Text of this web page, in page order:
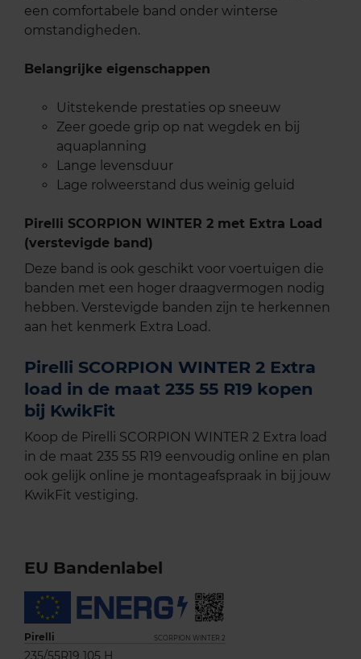
een comfortabele band onder winterse
omstandigheden.
Belangrijke eigenschappen
Uitstekende prestaties op sneeuw
Zeer goede grip op nat wegdek en bij
aquaplanning
Lange levensduur
Lage rolweerstand dus weinig geluid
Pirelli SCORPION WINTER 2 met Extra Load
(verstevigde band)
Deze band is ook geschikt voor voertuigen die
banden met een hoger draagvermogen nodig
hebben. Verstevigde banden zijn te herkennen
aan het kenmerk Extra Load.
Pirelli SCORPION WINTER 2 Extra
load in de maat 235 55 R19 kopen
bij KwikFit
Koop de Pirelli SCORPION WINTER 2 Extra load
in de maat 235 55 R19 eenvoudig online en plan
ook gelijk online je montageafspraak in bij jouw
KwikFit vestiging.
EU Bandenlabel
Pirelli SCORPION WINTER 2
235/55R19 105 H